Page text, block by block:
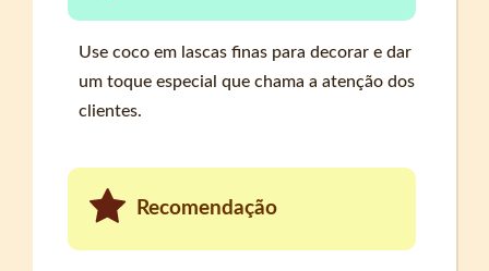
Use coco em lascas finas para decorar e dar
um toque especial que chama a atenção dos
clientes.
Recomendação